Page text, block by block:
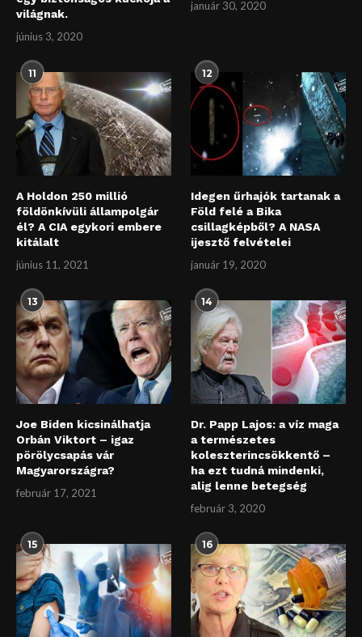
világnak.
június 3, 2020
január 30, 2020
11
A Holdon 250 millió
földönkívüli állampolgár
él? A CIA egykori embere
kitálalt
június 11, 2021
12
Idegen űrhajók tartanak a
Föld felé a Bika
csillagképből? A NASA
ijesztő felvételei
január 19, 2020
13
Joe Biden kicsinálhatja
Orbán Viktort – igaz
pörölycsapás vár
Magyarországra?
február 17, 2021
14
Dr. Papp Lajos: a víz maga
a természetes
koleszterincsökkentő –
ha ezt tudná mindenki,
alig lenne betegség
február 3, 2020
15 16